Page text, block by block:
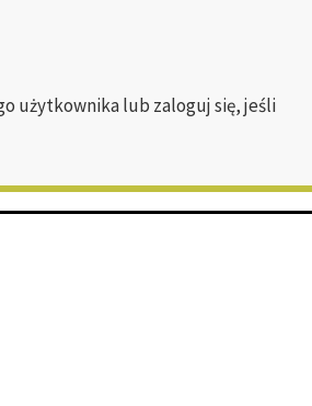
użytkownika lub zaloguj się, jeśli